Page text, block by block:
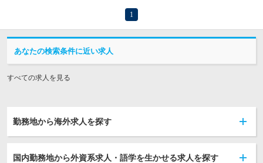
1
あなたの検索条件に近い求人
すべての求人を見る
勤務地から海外求人を探す
国内勤務地から外資系求人・語学を生かせる求人を探す